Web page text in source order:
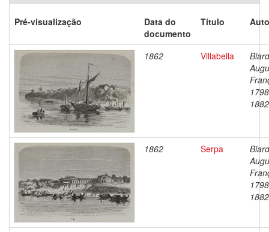
Pré-visualização
Data do
documento
Título
1862 Villabella
1882
1862 Serpa
1882